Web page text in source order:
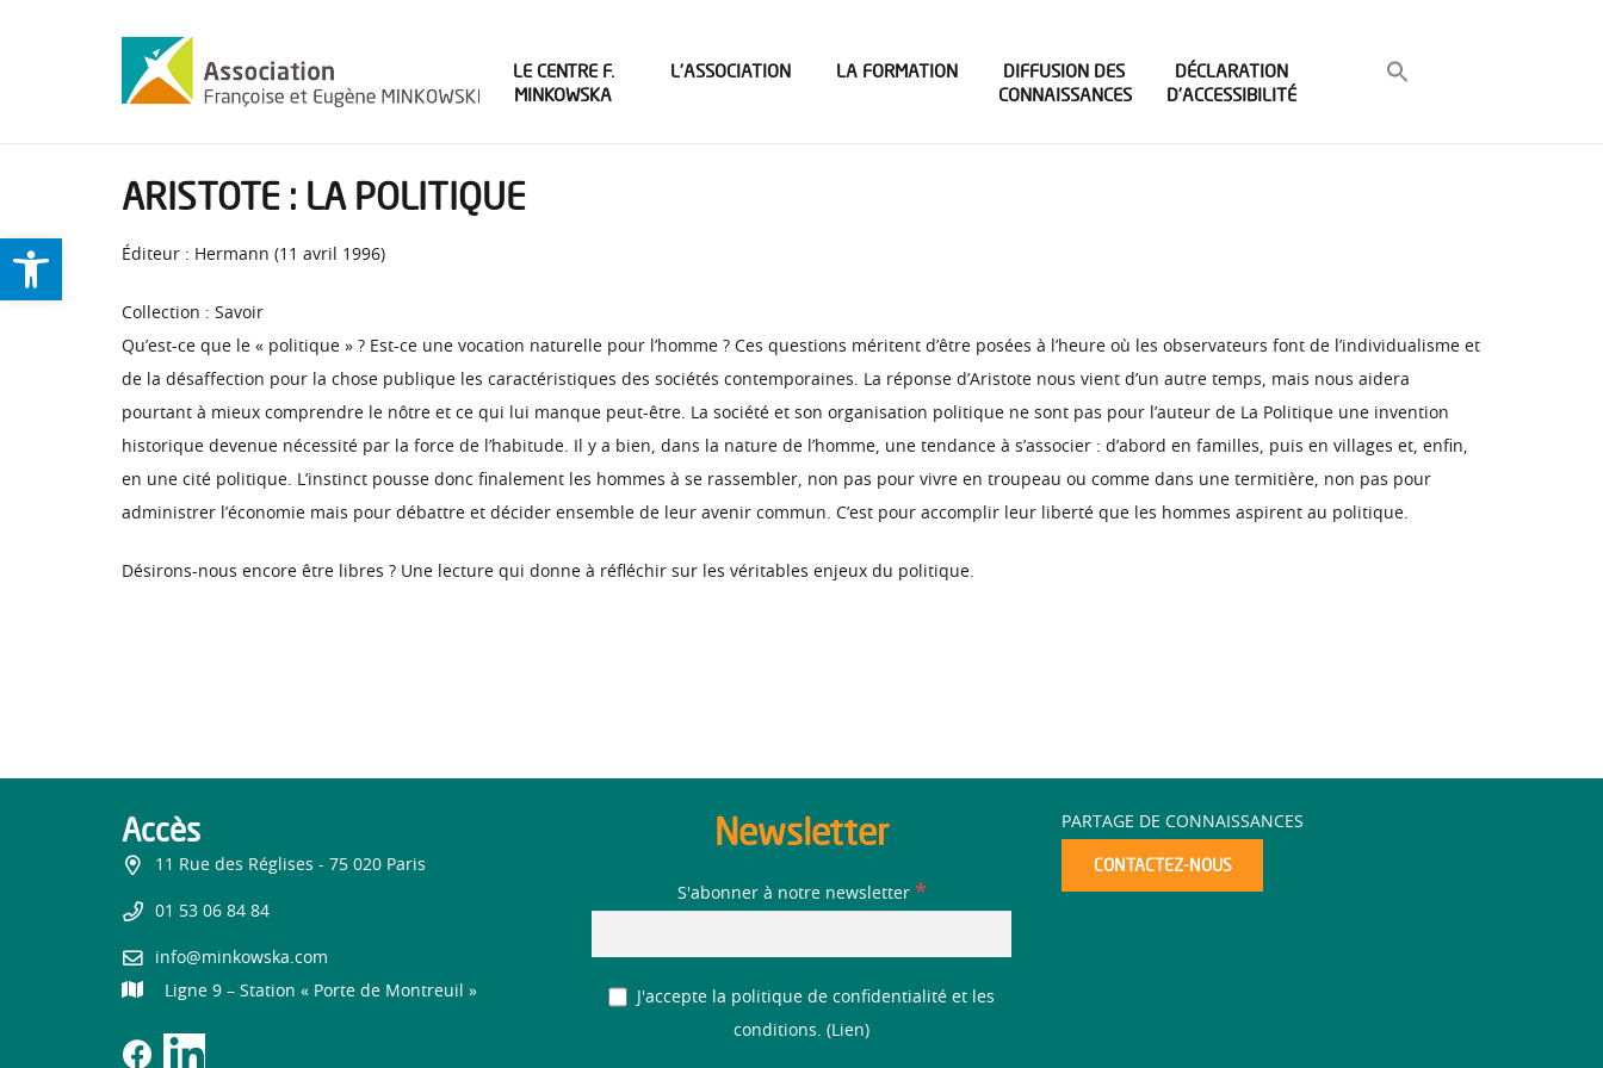
Ouvrir la barre d’outils
LE CENTRE F.
MINKOWSKA
L’ASSOCIATION LA FORMATION
DIFFUSION DES
CONNAISSANCES
DÉCLARATION
D’ACCESSIBILITÉ
ARISTOTE : LA POLITIQUE
Éditeur : Hermann (11 avril 1996)
Collection : Savoir
Qu’est-ce que le « politique » ? Est-ce une vocation naturelle pour l’homme ? Ces questions méritent d’être posées à l’heure où les observateurs font de l’individualisme et
de la désaffection pour la chose publique les caractéristiques des sociétés contemporaines. La réponse d’Aristote nous vient d’un autre temps, mais nous aidera
pourtant à mieux comprendre le nôtre et ce qui lui manque peut-être. La société et son organisation politique ne sont pas pour l’auteur de La Politique une invention
historique devenue nécessité par la force de l’habitude. Il y a bien, dans la nature de l’homme, une tendance à s’associer : d’abord en familles, puis en villages et, enfin,
en une cité politique. L’instinct pousse donc finalement les hommes à se rassembler, non pas pour vivre en troupeau ou comme dans une termitière, non pas pour
administrer l’économie mais pour débattre et décider ensemble de leur avenir commun. C’est pour accomplir leur liberté que les hommes aspirent au politique.
Désirons-nous encore être libres ? Une lecture qui donne à réfléchir sur les véritables enjeux du politique.
Accès
11 Rue des Réglises - 75 020 Paris
01 53 06 84 84
info@minkowska.com
Ligne 9 – Station « Porte de Montreuil »
Newsletter
S'abonner à notre newsletter *
J'accepte la politique de confidentialité et les
conditions. ( Lien)
PARTAGE DE CONNAISSANCES
CONTACTEZ-NOUS